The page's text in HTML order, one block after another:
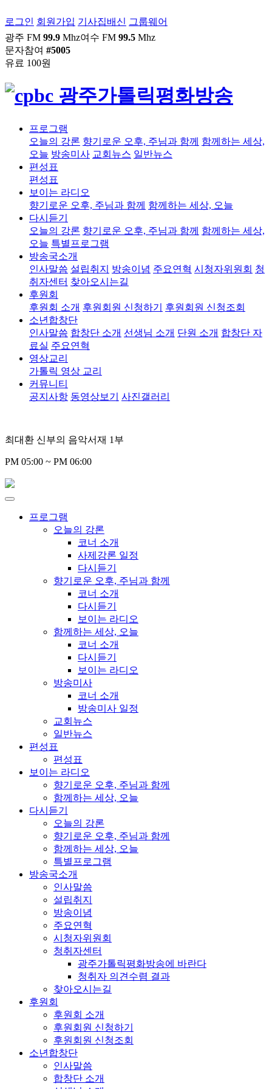
로그인 회원가입 기사집배신 그룹웨어
광주 FM 99.9 Mhz여수 FM 99.5 Mhz
문자참여 #5005
유료 100원
프로그램
오늘의 강론 향기로운 오후, 주님과 함께 함께하는 세상,
오늘 방송미사 교회뉴스 일반뉴스
편성표
편성표
보이는 라디오
향기로운 오후, 주님과 함께 함께하는 세상, 오늘
다시듣기
오늘의 강론 향기로운 오후, 주님과 함께 함께하는 세상,
오늘 특별프로그램
방송국소개
인사말씀 설립취지 방송이념 주요연혁 시청자위원회 청
취자센터 찾아오시는길
후원회
후원회 소개 후원회원 신청하기
후원회원 신청조회
소년합창단
인사말씀 합창단 소개 선생님 소개 단원 소개 합창단 자
료실 주요연혁
영상교리
가톨릭 영상 교리
커뮤니티
공지사항 동영상보기 사진갤러리
최대환 신부의 음악서재 1부
PM 05:00 ~ PM 06:00
프로그램
오늘의 강론
코너 소개
사제강론 일정
다시듣기
향기로운 오후, 주님과 함께
코너 소개
다시듣기
보이는 라디오
함께하는 세상, 오늘
코너 소개
다시듣기
보이는 라디오
방송미사
코너 소개
방송미사 일정
교회뉴스
일반뉴스
편성표
편성표
보이는 라디오
향기로운 오후, 주님과 함께
함께하는 세상, 오늘
다시듣기
오늘의 강론
향기로운 오후, 주님과 함께
함께하는 세상, 오늘
특별프로그램
방송국소개
인사말씀
설립취지
방송이념
주요연혁
시청자위원회
청취자센터
광주가톨릭평화방송에 바란다
청취자 의견수렴 결과
찾아오시는길
후원회
후원회 소개
후원회원 신청하기
후원회원 신청조회
소년합창단
인사말씀
합창단 소개